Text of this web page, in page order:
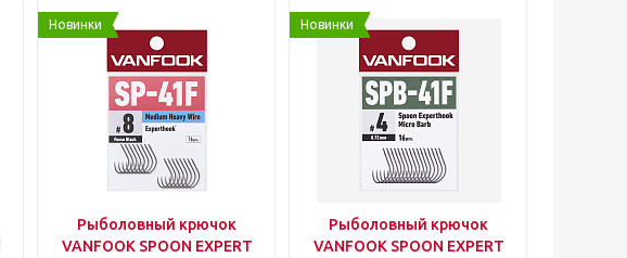
Новинки
Рыболовный крючок
VANFOOK SPOON EXPERT
Новинки
Рыболовный крючок
VANFOOK SPOON EXPERT